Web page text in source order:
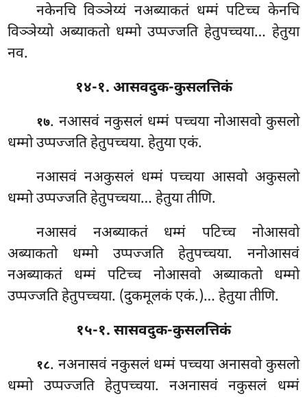
नकेनचि विञ्ञेय्यं नअब्याकतं धम्मं पटिच्च केनचि
विञ्ञेय्यो अब्याकतो धम्मो उप्पज्जति हेतुपच्चया… हेतुया
नव.
१४-१. आसवदुक-कुसलत्तिकं
१७. नआसवंनकुसलं धम्मं पच्चया नोआसवो कुसलो
धम्मो उप्पज्जति हेतुपच्चया. हेतुया एकं.
नआसवं नअकुसलं धम्मं पच्चया आसवो अकुसलो
धम्मो उप्पज्जति हेतुपच्चया… हेतुया तीणि.
नआसवं नअब्याकतं धम्मं पटिच्च नोआसवो
अब्याकतो धम्मो उप्पज्जति हेतुपच्चया. ननोआसवं
नअब्याकतं धम्मं पटिच्च नोआसवो अब्याकतो धम्मो
उप्पज्जति हेतुपच्चया. (दुकमूलकं एकं.)… हेतुया तीणि.
१५-१. सासवदुक-कुसलत्तिकं
१८. नअनासवं नकुसलं धम्मं पच्चया अनासवो कुसलो
धम्मो उप्पज्जति हेतुपच्चया. नअनासवं नकुसलं धम्मं